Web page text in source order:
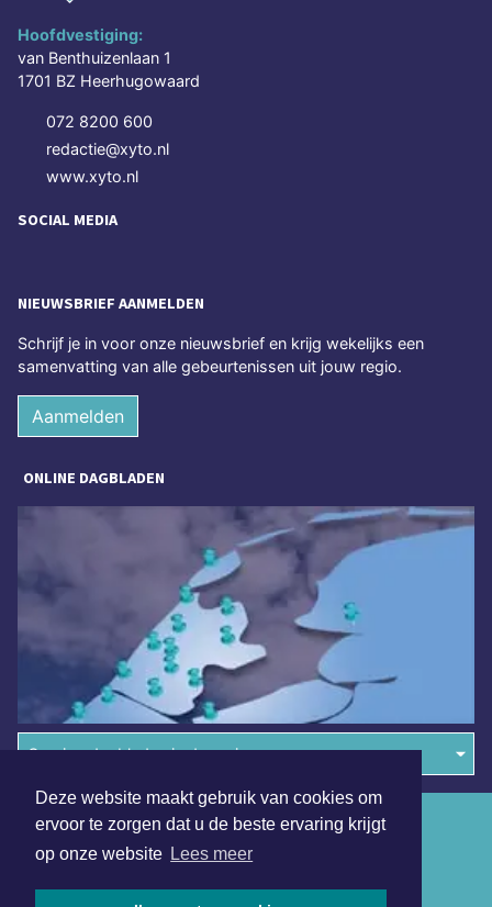
Deze website maakt gebruik van cookies om
ervoor te zorgen dat u de beste ervaring krijgt
op onze website Lees meer
Hoofdvestiging:
van Benthuizenlaan 1
1701 BZ Heerhugowaard
072 8200 600
redactie@xyto.nl
www.xyto.nl
SOCIAL MEDIA
NIEUWSBRIEF AANMELDEN
Schrijf je in voor onze nieuwsbrief en krijg wekelijks een
samenvatting van alle gebeurtenissen uit jouw regio.
Aanmelden
ONLINE DAGBLADEN
Overige dagbladen in de regio
Algemene voorwaarden
Disclaimer